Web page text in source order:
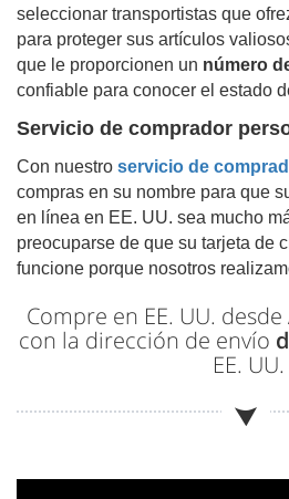
seleccionar transportistas que
para proteger sus artículos
que le proporcionen un número
confiable para conocer el estado
Servicio de comprador
Con nuestro servicio de
compras en su nombre para que
en línea en EE. UU. sea mucho
preocuparse de que su tarjeta de
funcione porque nosotros
Compre en EE. UU. desde
con la dirección de envío
EE. UU.